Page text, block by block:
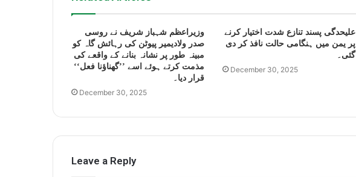
وزیراعظم شہباز شریف نے روسی
صدر ولادیمیر پیوٹن کی رہائش گاہ کو
مبینہ طور پر نشانہ بنانے کے واقعے کی
مذمت کرتے ہوئے اسے ’’گھناؤنا فعل‘‘
قرار دیا۔
December 30, 2025
علیحدگی پسند تنازع شدت اختیار کرنے
پر یمن میں ہنگامی حالت نافذ کر دی
گئی۔
December 30, 2025
Leave a Reply